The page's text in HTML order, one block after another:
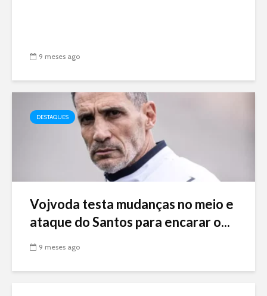
9 meses ago
DESTAQUES
Vojvoda testa mudanças no meio e
ataque do Santos para encarar o...
9 meses ago